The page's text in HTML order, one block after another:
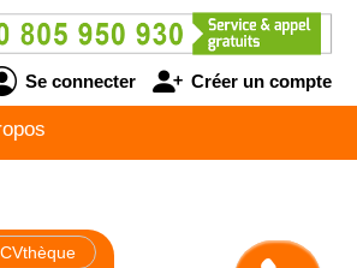
Se connecter Créer un compte